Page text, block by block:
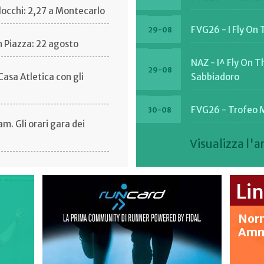
2,27 a Montecarlo
Piazza: 22 agosto
Atletica con gli
Gli orari gara dei
di fuoco
pensiero stupendo
29-08 FVG26 - I Fly On
29-08
NAZ - I^ Fly On
Sabbiadoro
30-08 FVG26 - Trofeo
FVG26 - 28
FVG26 - XXXIV
Atletica
Regionale
05-09
NAZ - XXXIV^
Visualizza